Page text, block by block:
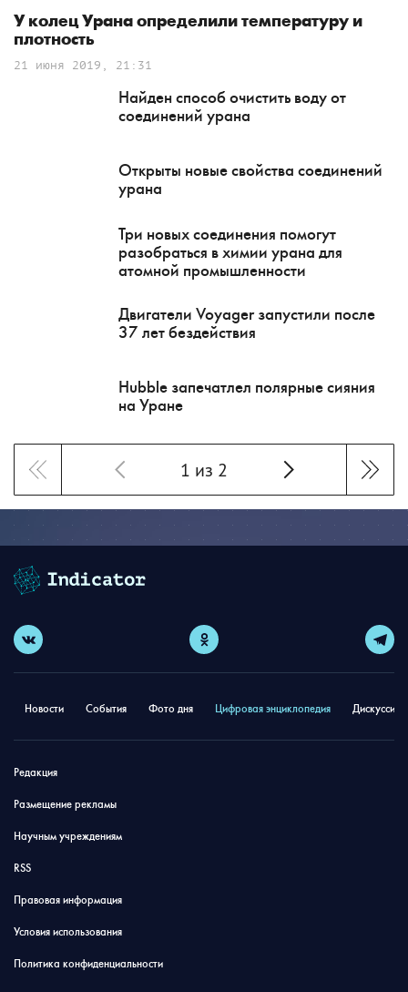
У колец Урана определили температуру и
плотность
21 июня 2019, 21:31
Найден способ очистить воду от
соединений урана
Открыты новые свойства соединений
урана
Три новых соединения помогут
разобраться в химии урана для
атомной промышленности
Двигатели Voyager запустили после
37 лет бездействия
Hubble запечатлел полярные сияния
на Уране
1 из 2
Новости События Фото дня Цифровая энциклопедия
Редакция
Размещение рекламы
Научным учреждениям
RSS
Правовая информация
Условия использования
Политика конфиденциальности